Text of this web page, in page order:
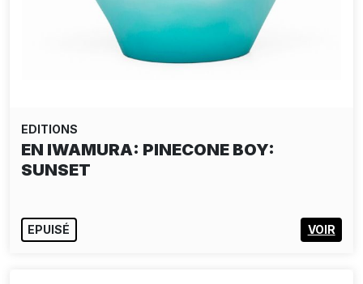
EDITIONS
EN IWAMURA: PINECONE BOY:
SUNSET
EPUISÉ VOIR